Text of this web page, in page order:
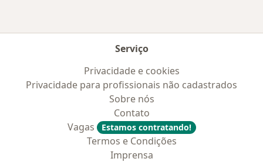
Serviço
Privacidade e cookies
Privacidade para profissionais não cadastrados
Sobre nós
Contato
Vagas
Estamos contratando!
Termos e Condições
Imprensa